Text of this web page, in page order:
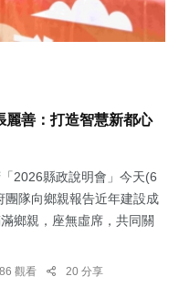
麗善：打造智慧新都心
2026縣政說明會」今天(6
團隊向鄉親報告近年建設成
鄉親，座無虛席，共同關
觀看 20 分享